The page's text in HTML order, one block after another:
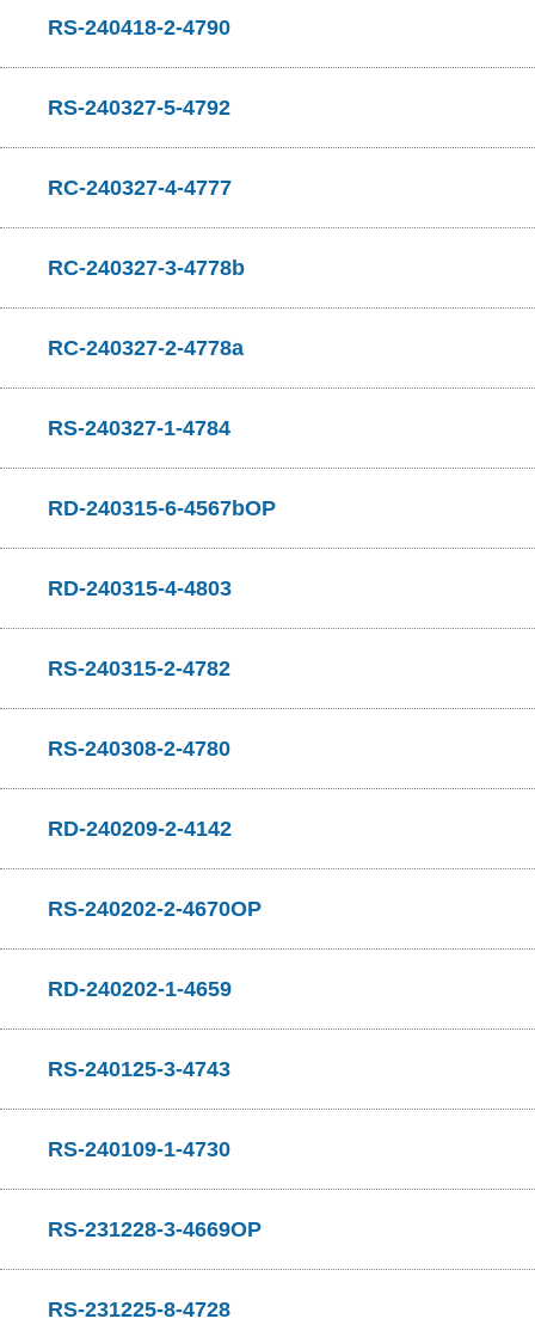
RS-240418-2-4790
RS-240327-5-4792
RC-240327-4-4777
RC-240327-3-4778b
RC-240327-2-4778a
RS-240327-1-4784
RD-240315-6-4567bOP
RD-240315-4-4803
RS-240315-2-4782
RS-240308-2-4780
RD-240209-2-4142
RS-240202-2-4670OP
RD-240202-1-4659
RS-240125-3-4743
RS-240109-1-4730
RS-231228-3-4669OP
RS-231225-8-4728